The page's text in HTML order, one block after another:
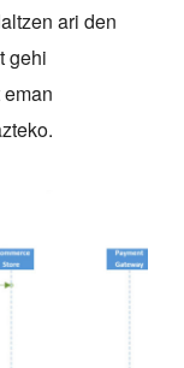
ari den
gehi